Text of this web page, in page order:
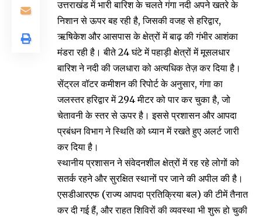
उत्तराखंड में भारी बारिश के चलते गंगा नदी अपने खतरे के
निशान से ऊपर बह रही है, जिसकी वजह से हरिद्वार,
ऋषिकेश और आसपास के क्षेत्रों में बाढ़ की गंभीर आशंका
मंडरा रही है। बीते 24 घंटे में पहाड़ी क्षेत्रों में मूसलधार
बारिश ने नदी की जलधारा को अत्यधिक तेज़ कर दिया है।
सेंट्रल वॉटर कमीशन की रिपोर्ट के अनुसार, गंगा का
जलस्तर हरिद्वार में 294 मीटर को पार कर चुका है, जो
चेतावनी के स्तर से ऊपर है। इससे प्रशासन और आपदा
प्रबंधन विभाग ने स्थिति को ध्यान में रखते हुए अलर्ट जारी
कर दिया है।
स्थानीय प्रशासन ने संवेदनशील क्षेत्रों में रह रहे लोगों को
सतर्क रहने और सुरक्षित स्थानों पर जाने की अपील की है।
एसडीआरएफ (राज्य आपदा प्रतिक्रिया बल) की टीमें तैनात
कर दी गई हैं, और राहत शिविरों की व्यवस्था भी शुरू हो चुकी